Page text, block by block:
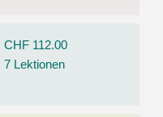
CHF 112.00
7 Lektionen